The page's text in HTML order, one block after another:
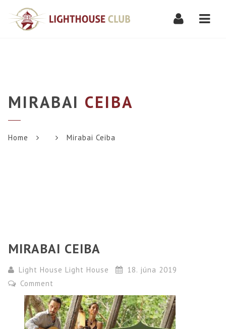
MIRABAI CEIBA
Home Mirabai Ceiba
MIRABAI CEIBA
Light House Light House
18. júna 2019
Comment